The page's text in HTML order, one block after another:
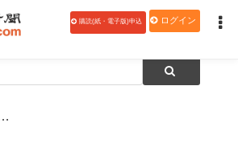
購読(紙・電子版)申込 ログイン
PR】10言語 館内掲示用ポスター「お風呂での